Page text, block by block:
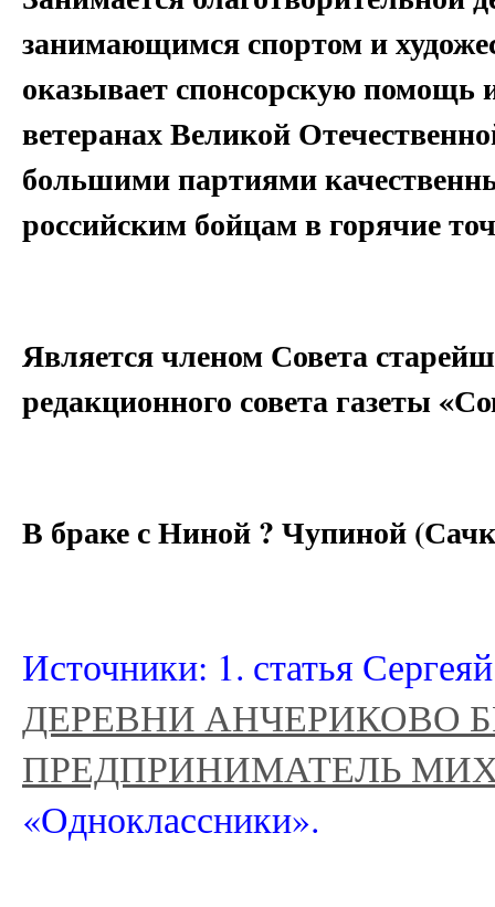
занимающимся спортом и
оказывает спонсорскую помощь
ветеранах Великой
большими партиями
российским бойцам в горячие
Является членом Совета
редакционного совета газеты
В браке с Ниной ? Чупиной
Источники: 1. статья
ДЕРЕВНИ АНЧЕРИКОВО
ПРЕДПРИНИМАТЕЛЬ
«Одноклассники».